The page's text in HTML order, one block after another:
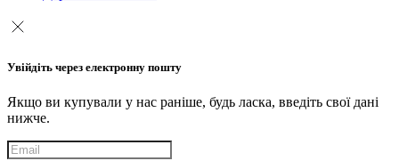
Увійдіть через електронну пошту
Якщо ви купували у нас раніше, будь ласка, введіть свої дані
нижче.